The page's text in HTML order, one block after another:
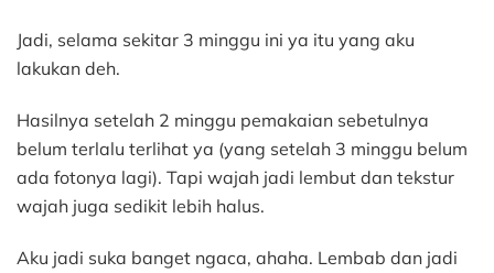
Jadi, selama sekitar 3 minggu ini ya itu yang aku
lakukan deh.
Hasilnya setelah 2 minggu pemakaian sebetulnya
belum terlalu terlihat ya (yang setelah 3 minggu belum
ada fotonya lagi). Tapi wajah jadi lembut dan tekstur
wajah juga sedikit lebih halus.
Aku jadi suka banget ngaca, ahaha. Lembab dan jadi